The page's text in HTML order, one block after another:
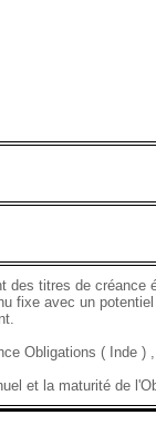
des titres de
fixe avec un
Obligations ( Inde
et la maturité de